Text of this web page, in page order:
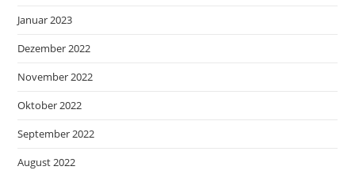
Januar 2023
Dezember 2022
November 2022
Oktober 2022
September 2022
August 2022